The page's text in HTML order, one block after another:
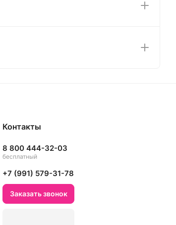
Контакты
8 800 444-32-03
бесплатный
+7 (991) 579-31-78
Заказать звонок